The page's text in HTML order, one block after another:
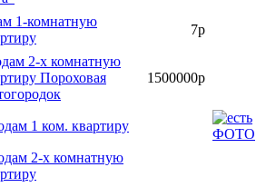
1-комнатную
7р
2-х комнатную
Пороховая
1500000р
1 ком. квартиру
2-х комнатную